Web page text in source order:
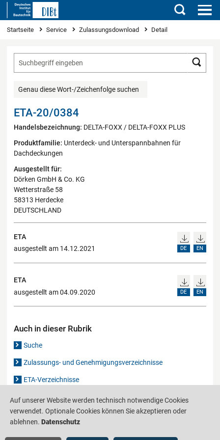
Suchen
Sie sind hier
Startseite Service Zulassungsdownload Detail
Genau diese Wort-/Zeichenfolge suchen
ETA-20/0384
Handelsbezeichnung: DELTA-FOXX / DELTA-FOXX PLUS
Produktfamilie: Unterdeck- und Unterspannbahnen für
Dachdeckungen
Ausgestellt für:
Dörken GmbH & Co. KG
Wetterstraße 58
58313 Herdecke
DEUTSCHLAND
ETA
ausgestellt am 14.12.2021
DE EN
ETA
ausgestellt am 04.09.2020
DE EN
Auch in dieser Rubrik
Suche
Zulassungs- und Genehmigungsverzeichnisse
ETA-Verzeichnisse
Gutachten-Verzeichnis
Auf unserer Website werden technisch notwendige Cookies
verwendet. Optionale Cookies können Sie akzeptieren oder
ablehnen. Datenschutz